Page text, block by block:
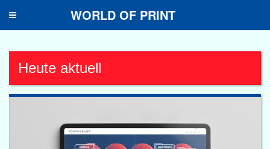
Toggle
WORLD OF PRINT
Heute aktuell